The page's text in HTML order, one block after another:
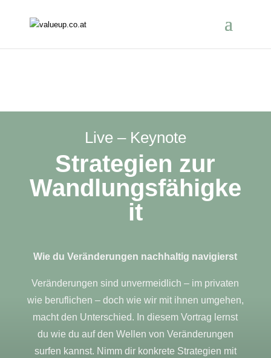
Live – Keynote
Strategien zur
Wandlungsfähigke
it
Wie du Veränderungen nachhaltig navigierst
Veränderungen sind unvermeidlich – im privaten
wie beruflichen – doch wie wir mit ihnen umgehen,
macht den Unterschied. In diesem Vortrag lernst
du wie du auf den Wellen von Veränderungen
surfen kannst. Nimm dir konkrete Strategien mit